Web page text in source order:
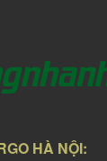
HÀ NỘI: